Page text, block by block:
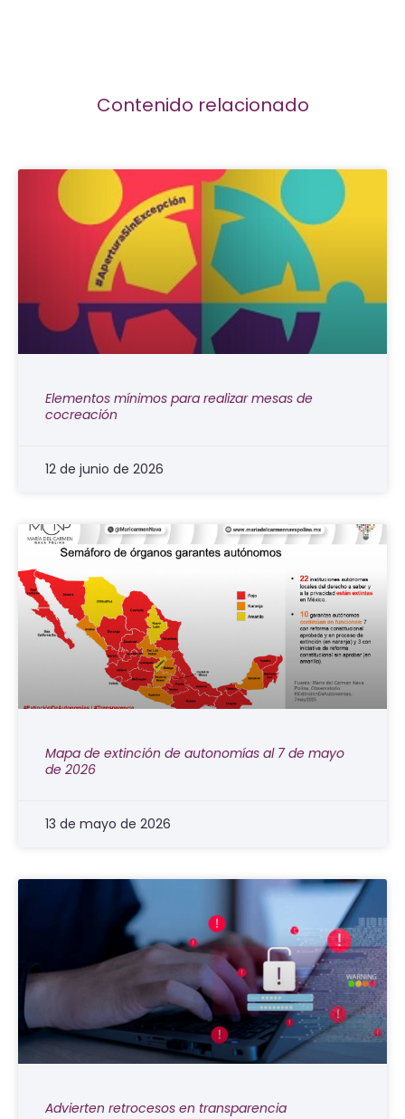
Contenido relacionado
Elementos mínimos para realizar mesas de
cocreación
12 de junio de 2026
Mapa de extinción de autonomías al 7 de mayo
de 2026
13 de mayo de 2026
Advierten retrocesos en transparencia